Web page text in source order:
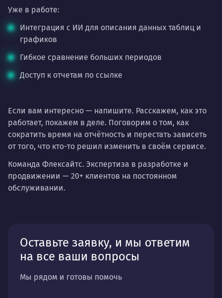
Уже в работе:
Интеграция с ИИ для описания данных таблиц и
графиков
Гибкое сравнение больших периодов
Доступ к отчетам по ссылке
Если вам интересно — напишите. Расскажем, как это
работает, покажем в деле. Поговорим о том, как
сократить время на отчётность и перестать зависеть
от того, что кто-то решил изменить в своём сервисе.
Команда Флексайтс. Экспертиза в разработке и
продвижении — 20+ клиентов на постоянном
обслуживании.
Оставьте заявку, и мы ответим
на все ваши вопросы
Мы рядом и готовы помочь